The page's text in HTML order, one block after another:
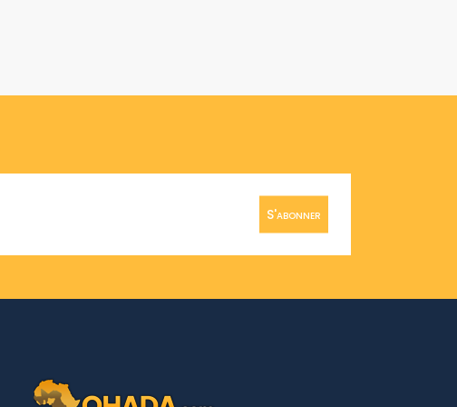
S'abonner